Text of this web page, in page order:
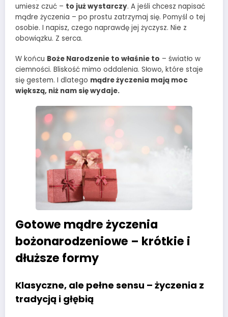
umiesz czuć – to już wystarczy. A jeśli chcesz napisać
mądre życzenia – po prostu zatrzymaj się. Pomyśl o tej
osobie. I napisz, czego naprawdę jej życzysz. Nie z
obowiązku. Z serca.
W końcu Boże Narodzenie to właśnie to – światło w
ciemności. Bliskość mimo oddalenia. Słowo, które staje
się gestem. I dlatego mądre życzenia mają moc
większą, niż nam się wydaje.
Gotowe mądre życzenia
bożonarodzeniowe – krótkie i
dłuższe formy
Klasyczne, ale pełne sensu – życzenia z
tradycją i głębią